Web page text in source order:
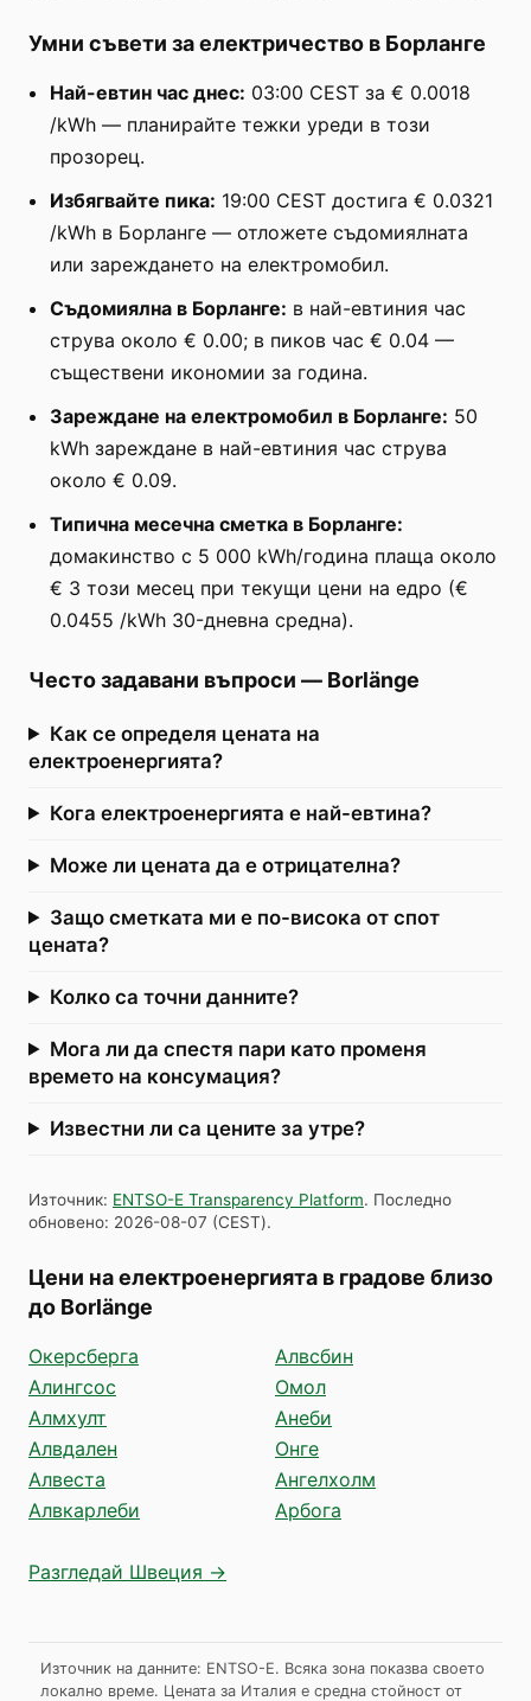
Умни съвети за електричество в Борланге
Най-евтин час днес: 03:00 CEST за € 0.0018
/kWh — планирайте тежки уреди в този
прозорец.
Избягвайте пика: 19:00 CEST достига € 0.0321
/kWh в Борланге — отложете съдомиялната
или зареждането на електромобил.
Съдомиялна в Борланге: в най-евтиния час
струва около € 0.00; в пиков час € 0.04 —
съществени икономии за година.
Зареждане на електромобил в Борланге: 50
kWh зареждане в най-евтиния час струва
около € 0.09.
Типична месечна сметка в Борланге:
домакинство с 5 000 kWh/година плаща около
€ 3 този месец при текущи цени на едро (€
0.0455 /kWh 30-дневна средна).
Често задавани въпроси — Borlänge
Как се определя цената на
електроенергията?
Кога електроенергията е най-евтина?
Може ли цената да е отрицателна?
Защо сметката ми е по-висока от спот
цената?
Колко са точни данните?
Мога ли да спестя пари като променя
времето на консумация?
Известни ли са цените за утре?
Източник: ENTSO-E Transparency Platform. Последно
обновено: 2026-08-07 (CEST).
Цени на електроенергията в градове близо
до Borlänge
Окерсберга
Алингсос
Алмхулт
Алвдален
Алвеста
Алвкарлеби
Алвсбин
Омол
Анеби
Онге
Ангелхолм
Арбога
Разгледай Швеция →
Източник на данните: ENTSO-E. Всяка зона показва своето
локално време. Цената за Италия е средна стойност от